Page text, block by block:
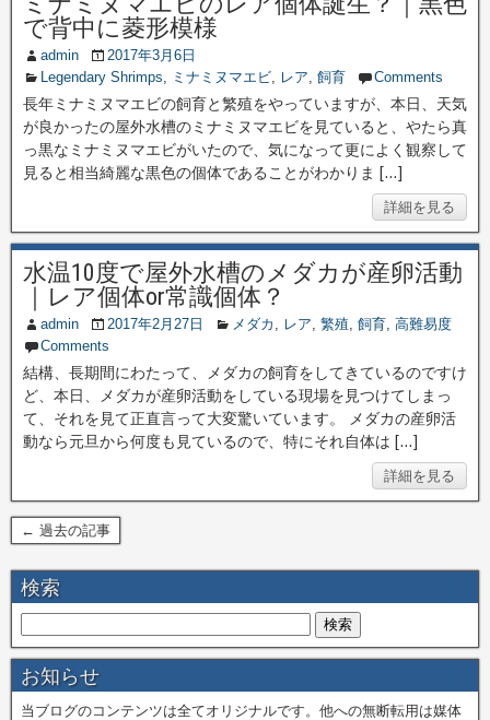
で背中に菱形模様
admin
2017年3月6日
Legendary Shrimps, ミナミヌマエビ, レア, 飼育 Comments
長年ミナミヌマエビの飼育と繁殖をやっていますが、本日、天気
が良かったの屋外水槽のミナミヌマエビを見ていると、やたら真
っ黒なミナミヌマエビがいたので、気になって更によく観察して
見ると相当綺麗な黒色の個体であることがわかりま […]
詳細を見る
水温10度で屋外水槽のメダカが産卵活動
｜レア個体or常識個体？
admin 2017年2月27日 メダカ , レア, 繁殖, 飼育, 高難易度
Comments
結構、長期間にわたって、メダカの飼育をしてきているのですけ
ど、本日、メダカが産卵活動をしている現場を見つけてしまっ
て、それを見て正直言って大変驚いています。 メダカの産卵活
動なら元旦から何度も見ているので、特にそれ自体は […]
詳細を見る
← 過去の記事
検索
お知らせ
当ブログのコンテンツは全てオリジナルです。他への無断転用は媒体